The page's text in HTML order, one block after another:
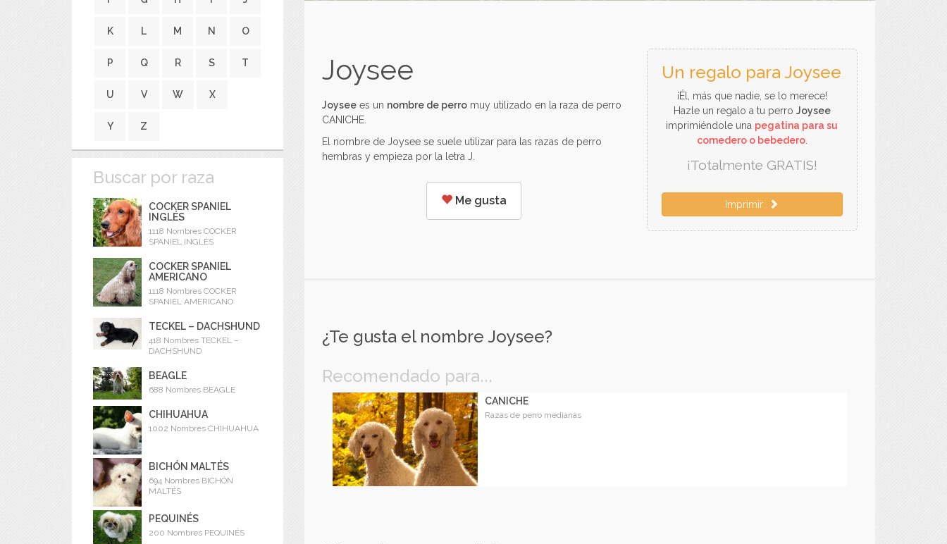
K L M N O
P Q R S T
U V W X
Y Z
Buscar por raza
COCKER SPANIEL
INGLÉS
1118 Nombres COCKER
SPANIEL INGLÉS
COCKER SPANIEL
AMERICANO
1118 Nombres COCKER
SPANIEL AMERICANO
TECKEL – DACHSHUND
418 Nombres TECKEL –
DACHSHUND
BEAGLE
688 Nombres BEAGLE
CHIHUAHUA
1002 Nombres CHIHUAHUA
BICHÓN MALTÉS
694 Nombres BICHÓN
MALTÉS
PEQUINÉS
200 Nombres PEQUINÉS
Joysee
Joysee es un nombre de perro muy utilizado en la raza de perro
CANICHE.
El nombre de Joysee se suele utilizar para las razas de perro
hembras y empieza por la letra J.
Me gusta
Un regalo para Joysee
¡Él, más que nadie, se lo merece!
Hazle un regalo a tu perro Joysee
imprimiéndole una pegatina para su
comedero o bebedero.
¡Totalmente GRATIS!
Imprimir
¿Te gusta el nombre Joysee?
Recomendado para...
CANICHE
Razas de perro medianas